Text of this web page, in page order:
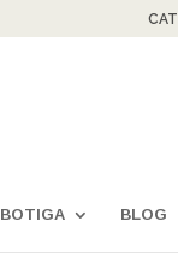
CAT
BOTIGA BLOG